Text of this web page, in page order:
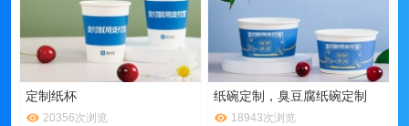
定制纸杯
20356次浏览
纸碗定制，臭豆腐纸碗定制
18943次浏览